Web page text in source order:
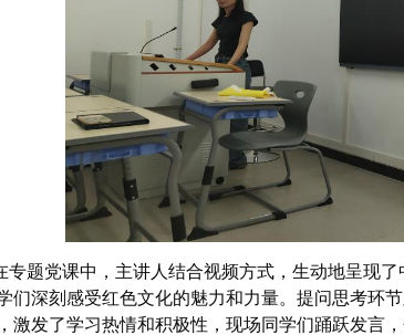
专题党课中，主讲人结合视频方式，生动地呈现
们深刻感受红色文化的魅力和力量。提问思考环
激发了学习热情和积极性，现场同学们踊跃发言